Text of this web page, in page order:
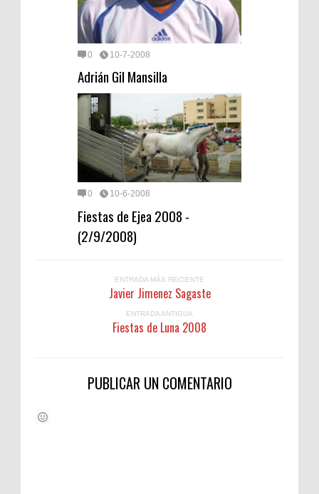
0 10-7-2008
Adrián Gil Mansilla
0 10-6-2008
Fiestas de Ejea 2008 -
(2/9/2008)
ENTRADA MÁS RECIENTE
Javier Jimenez Sagaste
ENTRADA ANTIGUA
Fiestas de Luna 2008
PUBLICAR UN COMENTARIO